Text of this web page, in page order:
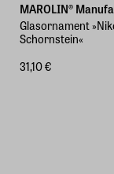
MAROLIN®
Glasornament
Schornstein«
31,10 €